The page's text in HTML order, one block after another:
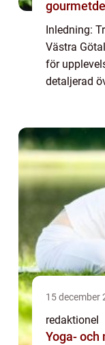
Inledning:
Västra
för
detaljerad
15 december
redaktionel
Yoga- och